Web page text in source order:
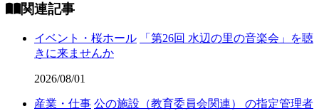
関連記事
イベント・桜ホール
「第26回 水辺の里の音楽会」を聴
きに来ませんか
2026/08/01
産業・仕事 公の施設（教育委員会関連） の指定管理者